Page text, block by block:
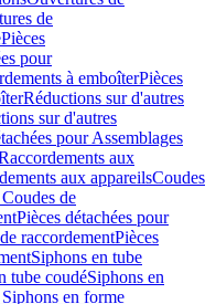
de
Pièces
pour
à emboîterPièces
Réductions sur d'autres
sur d'autres
pour Assemblages
aux
aux appareilsCoudes
de
Pièces détachées pour
raccordementPièces
Siphons en tube
tube coudéSiphons en
en forme